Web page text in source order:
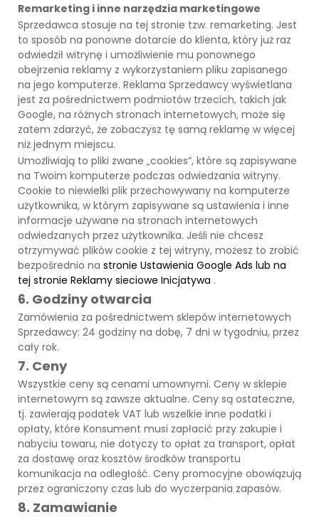
Remarketing i inne narzędzia marketingowe
Sprzedawca stosuje na tej stronie tzw. remarketing. Jest
to sposób na ponowne dotarcie do klienta, który już raz
odwiedził witrynę i umożliwienie mu ponownego
obejrzenia reklamy z wykorzystaniem pliku zapisanego
na jego komputerze. Reklama Sprzedawcy wyświetlana
jest za pośrednictwem podmiotów trzecich, takich jak
Google, na różnych stronach internetowych, może się
zatem zdarzyć, że zobaczysz tę samą reklamę w więcej
niż jednym miejscu.
Umożliwiają to pliki zwane „cookies”, które są zapisywane
na Twoim komputerze podczas odwiedzania witryny.
Cookie to niewielki plik przechowywany na komputerze
użytkownika, w którym zapisywane są ustawienia i inne
informacje używane na stronach internetowych
odwiedzanych przez użytkownika. Jeśli nie chcesz
otrzymywać plików cookie z tej witryny, możesz to zrobić
bezpośrednio na stronie Ustawienia Google Ads lub na
tej stronie Reklamy sieciowe Inicjatywa .
6. Godziny otwarcia
Zamówienia za pośrednictwem sklepów internetowych
Sprzedawcy: 24 godziny na dobę, 7 dni w tygodniu, przez
cały rok.
7. Ceny
Wszystkie ceny są cenami umownymi. Ceny w sklepie
internetowym są zawsze aktualne. Ceny są ostateczne,
tj. zawierają podatek VAT lub wszelkie inne podatki i
opłaty, które Konsument musi zapłacić przy zakupie i
nabyciu towaru, nie dotyczy to opłat za transport, opłat
za dostawę oraz kosztów środków transportu
komunikacja na odległość. Ceny promocyjne obowiązują
przez ograniczony czas lub do wyczerpania zapasów.
8. Zamawianie